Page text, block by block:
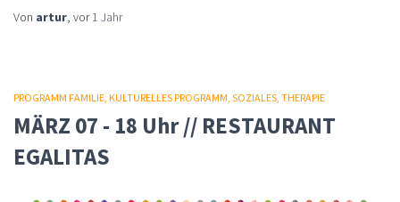
Von artur, vor1 Jahr
PROGRAMM FAMILIE KULTURELLES PROGRAMM SOZIALES THERAPIE
MÄRZ 07 - 18 Uhr // RESTAURANT
EGALITAS